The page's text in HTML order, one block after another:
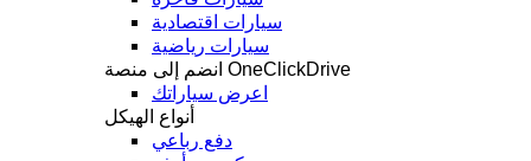
سيارات اقتصادية
سيارات رياضية
انضم إلى منصة OneClickDrive
اعرض سياراتك
أنواع الهيكل
دفع رباعي